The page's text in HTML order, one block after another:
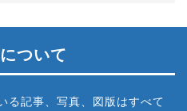
ついて
る記事、写真、図版はすべて